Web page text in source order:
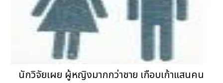
นักวิจัยเผย ผู้หญิงมากกว่าชาย เกือบเก้าแสนคน